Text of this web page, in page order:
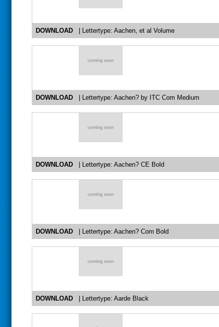
DOWNLOAD | Lettertype: Aachen, et al Volume
DOWNLOAD | Lettertype: Aachen? by ITC Com Medium
DOWNLOAD | Lettertype: Aachen? CE Bold
DOWNLOAD | Lettertype: Aachen? Com Bold
DOWNLOAD | Lettertype: Aarde Black